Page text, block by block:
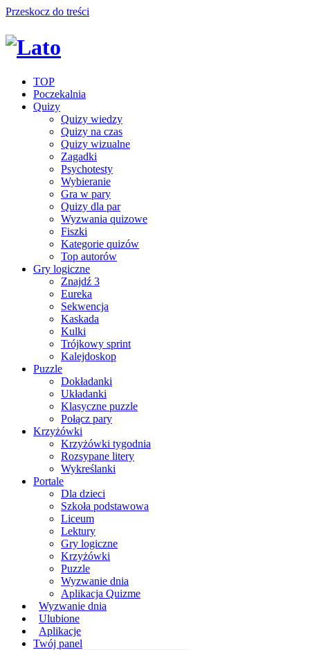
Przeskocz do treści
TOP
Poczekalnia
Quizy
Quizy wiedzy
Quizy na czas
Quizy wizualne
Zagadki
Psychotesty
Wybieranie
Gra w pary
Quizy dla par
Wyzwania quizowe
Fiszki
Kategorie quizów
Top autorów
Gry logiczne
Znajdź 3
Eureka
Sekwencja
Kaskada
Kulki
Trójkowy sprint
Kalejdoskop
Puzzle
Dokładanki
Układanki
Klasyczne puzzle
Połącz pary
Krzyżówki
Krzyżówki tygodnia
Rozsypane litery
Wykreślanki
Portale
Dla dzieci
Szkoła podstawowa
Liceum
Lektury
Gry logiczne
Krzyżówki
Puzzle
Wyzwanie dnia
Aplikacja Quizme
Wyzwanie dnia
Ulubione
Aplikacje
Twój panel